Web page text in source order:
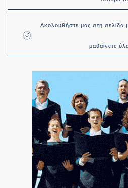
Ακολουθήστε μας στη σελίδα
μαθαίνετε